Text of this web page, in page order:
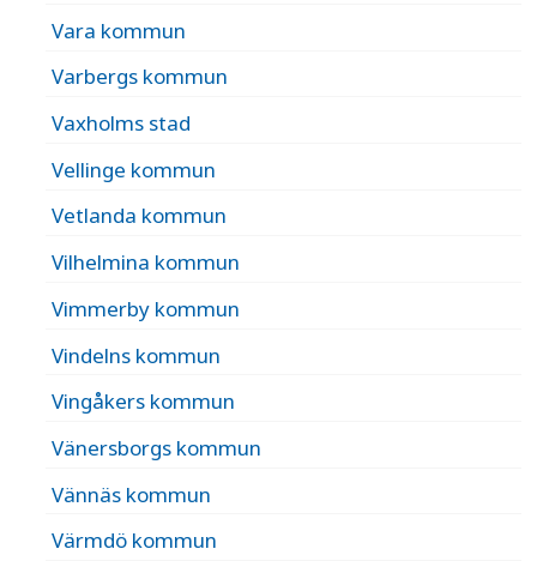
Vara kommun
Varbergs kommun
Vaxholms stad
Vellinge kommun
Vetlanda kommun
Vilhelmina kommun
Vimmerby kommun
Vindelns kommun
Vingåkers kommun
Vänersborgs kommun
Vännäs kommun
Värmdö kommun